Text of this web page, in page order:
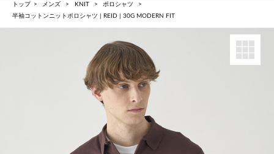
トップ メンズ KNIT
ポロシャツ
半袖コットンニットポロシャツ | REID | 30G MODERN FIT